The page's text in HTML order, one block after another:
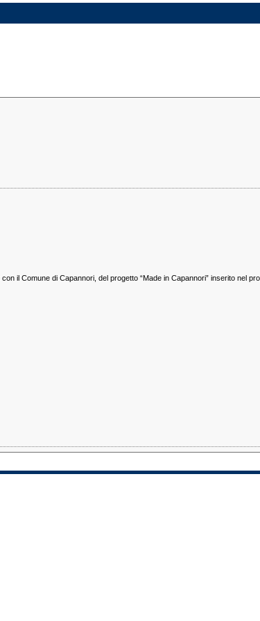
il Comune di Capannori, del progetto “Made in Capannori” inserito nel